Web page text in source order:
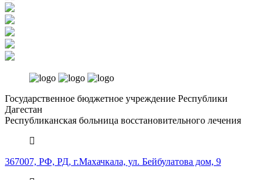
Государственное бюджетное учреждение Республики
Дагестан
Республиканская больница восстановительного лечения
367007, РФ, РД, г.Махачкала, ул. Бейбулатова дом, 9